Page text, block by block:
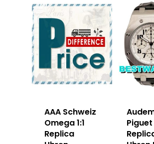
AAA Schweiz
Omega 1:1
Replica
Piguet